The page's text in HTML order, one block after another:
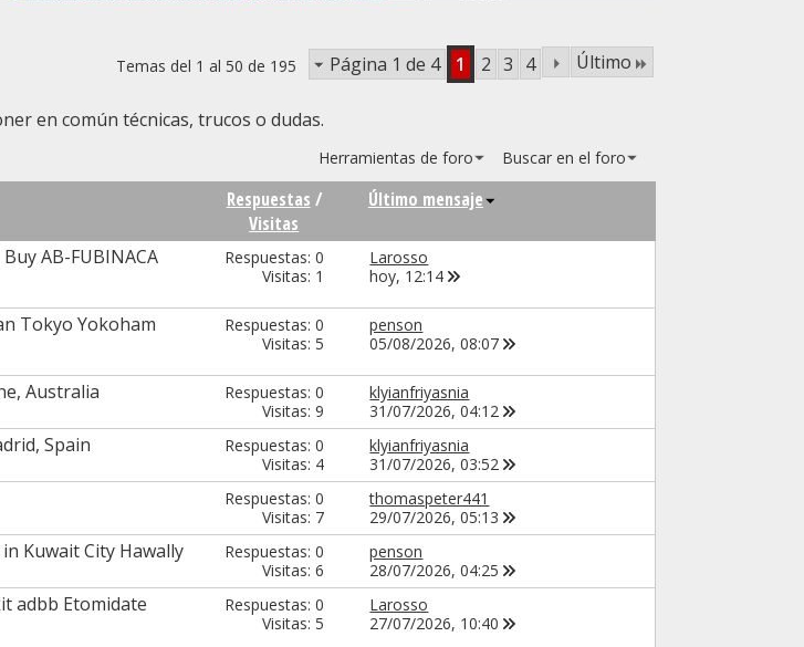
Página 1 de 4
1 2 3 4 Último
Temas del 1 al 50 de 195
en común técnicas, trucos o dudas.
Herramientas de foro Buscar en el foro
Respuestas /
Visitas
Último mensaje
AB-FUBINACA
Respuestas: 0
Visitas: 1
Larosso
hoy, 12:14
Tokyo Yokoham
Respuestas: 0
Visitas: 5
penson
05/08/2026,08:07
Australia
Respuestas: 0
Visitas: 9
klyianfriyasnia
31/07/2026,04:12
Spain
Respuestas: 0
Visitas: 4
klyianfriyasnia
31/07/2026,03:52
Respuestas: 0
Visitas: 7
thomaspeter441
29/07/2026,05:13
Kuwait City Hawally
Respuestas: 0
Visitas: 6
penson
28/07/2026,04:25
adbb Etomidate
Respuestas: 0
Visitas: 5
Larosso
27/07/2026, 10:40